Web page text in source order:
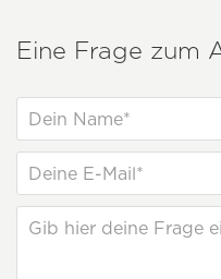
Eine Frage zum